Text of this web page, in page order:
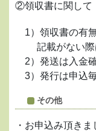
②領収書に関して
1）領収書の有
記載がない際は
2）発送は入金
3）発行は申込
その他
・お申込み頂き